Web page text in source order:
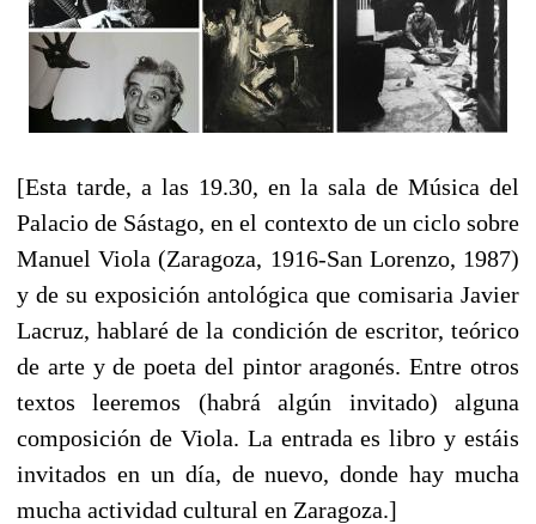
[Esta tarde, a las 19.30, en la sala de Música del
Palacio de Sástago, en el contexto de un ciclo sobre
Manuel Viola (Zaragoza, 1916-San Lorenzo, 1987)
y de su exposición antológica que comisaria Javier
Lacruz, hablaré de la condición de escritor, teórico
de arte y de poeta del pintor aragonés. Entre otros
textos leeremos (habrá algún invitado) alguna
composición de Viola. La entrada es libro y estáis
invitados en un día, de nuevo, donde hay mucha
mucha actividad cultural en Zaragoza.]